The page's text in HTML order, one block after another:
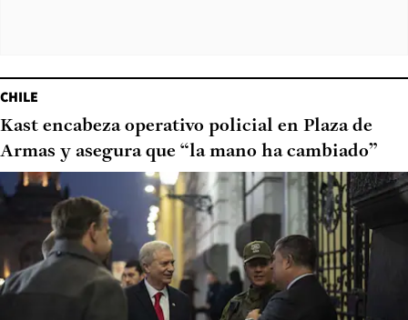
CHILE
Kast encabeza operativo policial en Plaza de
Armas y asegura que “la mano ha cambiado”